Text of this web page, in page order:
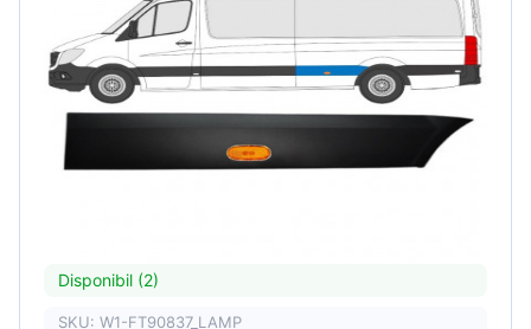
Disponibil (2)
SKU: W1-FT90837_LAMP